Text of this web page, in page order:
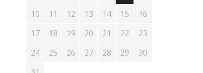
10
11 12 13 14 15
16
17
18 19 20 21 22
23
24
25 26 27 28 29
30